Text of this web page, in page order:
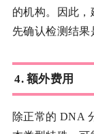
的机构。因此，
先确认检测结果
4.额外费用
除正常的 DNA